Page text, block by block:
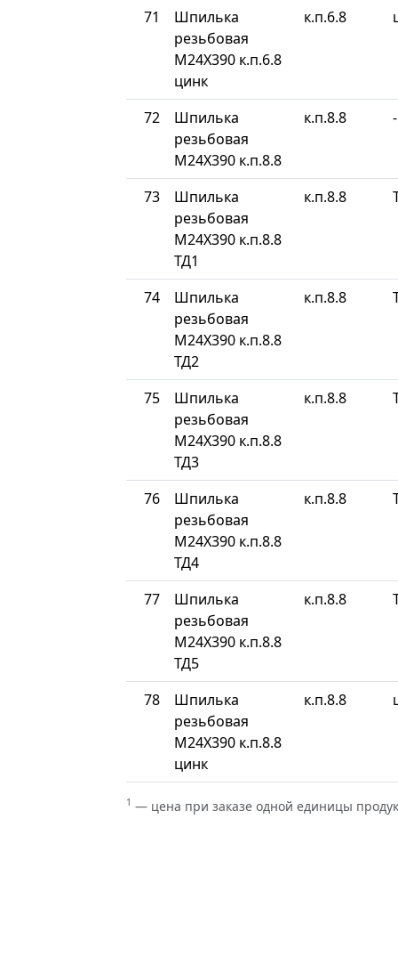
71
Шпилька
резьбовая
М24Х390 к.п.6.8
цинк
к.п.6.8
72
Шпилька
резьбовая
М24Х390 к.п.8.8
к.п.8.8 -
73
Шпилька
резьбовая
М24Х390 к.п.8.8
ТД1
к.п.8.8
74
Шпилька
резьбовая
М24Х390 к.п.8.8
ТД2
к.п.8.8
75
Шпилька
резьбовая
М24Х390 к.п.8.8
ТД3
к.п.8.8
76
Шпилька
резьбовая
М24Х390 к.п.8.8
ТД4
к.п.8.8
77
Шпилька
резьбовая
М24Х390 к.п.8.8
ТД5
к.п.8.8
78
Шпилька
резьбовая
М24Х390 к.п.8.8
цинк
к.п.8.8
1 — цена при заказе одной единицы